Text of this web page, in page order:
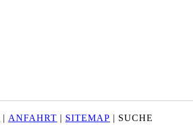
| ANFAHRT | SITEMAP | SUCHE